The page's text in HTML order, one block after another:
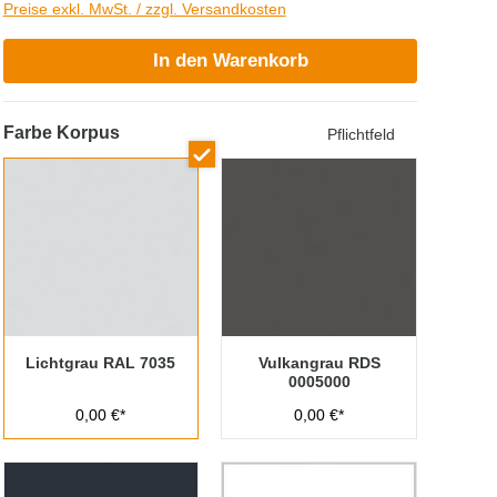
Preise exkl. MwSt. / zzgl. Versandkosten
In den Warenkorb
Farbe Korpus Pflichtfeld
Lichtgrau RAL 7035
0,00 €*
Vulkangrau RDS
0005000
0,00 €*